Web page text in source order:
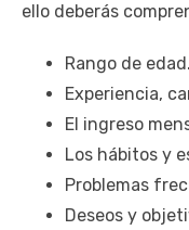
ello deberás
Rango de edad.
Experiencia,
El ingreso
Los hábitos y
Problemas
Deseos y